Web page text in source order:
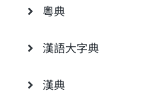
粵典
漢語大字典
漢典